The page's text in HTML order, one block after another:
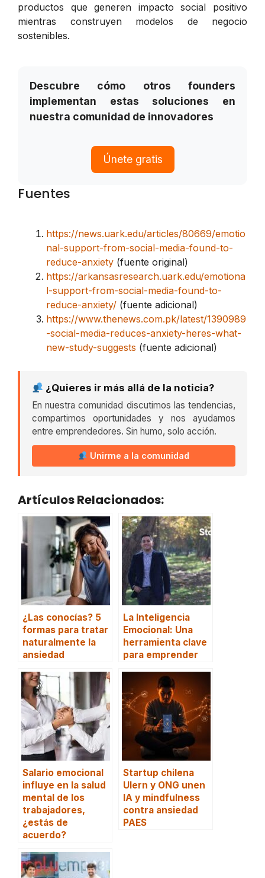
productos que generen impacto social positivo
mientras construyen modelos de negocio
sostenibles.
Descubre cómo otros founders
implementan estas soluciones en
nuestra comunidad de innovadores
Únete gratis
Fuentes
https://news.uark.edu/articles/80669/emotio
nal-support-from-social-media-found-to-
reduce-anxiety (fuente original)
https://arkansasresearch.uark.edu/emotiona
l-support-from-social-media-found-to-
reduce-anxiety/ (fuente adicional)
https://www.thenews.com.pk/latest/1390989
-social-media-reduces-anxiety-heres-what-
new-study-suggests (fuente adicional)
¿Quieres ir más allá de la noticia?
En nuestra comunidad discutimos las tendencias,
compartimos oportunidades y nos ayudamos
entre emprendedores. Sin humo, solo acción.
Unirme a la comunidad
Artículos Relacionados:
¿Las conocías? 5
formas para tratar
naturalmente la
ansiedad
La Inteligencia
Emocional: Una
herramienta clave
para emprender
Salario emocional
influye en la salud
mental de los
trabajadores,
¿estás de
acuerdo?
Startup chilena
Ulern y ONG unen
IA y mindfulness
contra ansiedad
PAES